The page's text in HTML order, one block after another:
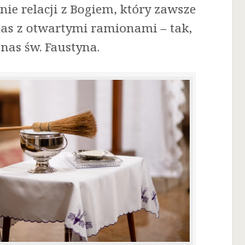
relacji z Bogiem, który zawsze
z otwartymi ramionami – tak,
św. Faustyna.